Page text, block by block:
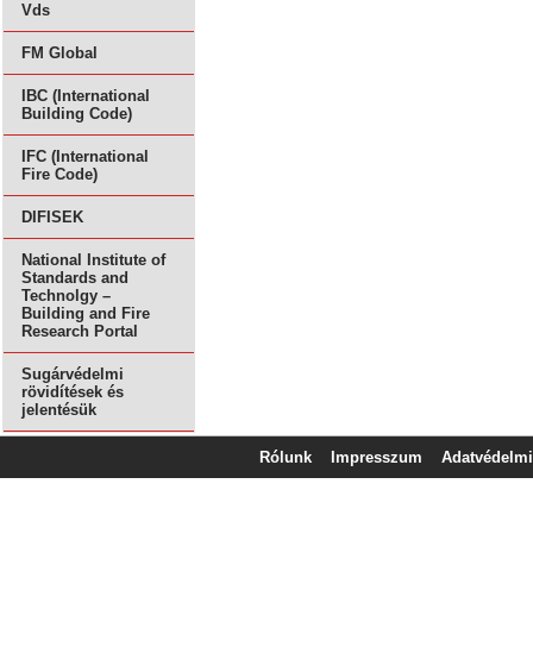
Vds
FM Global
IBC (International
Building Code)
IFC (International
Fire Code)
DIFISEK
National Institute of
Standards and
Technolgy –
Building and Fire
Research Portal
Sugárvédelmi
rövidítések és
jelentésük
Rólunk Impresszum